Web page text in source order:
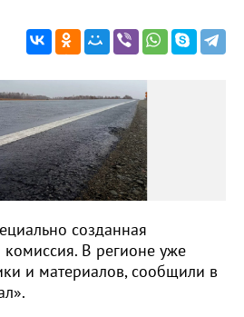
созданная
В регионе уже
и материалов, сообщили в